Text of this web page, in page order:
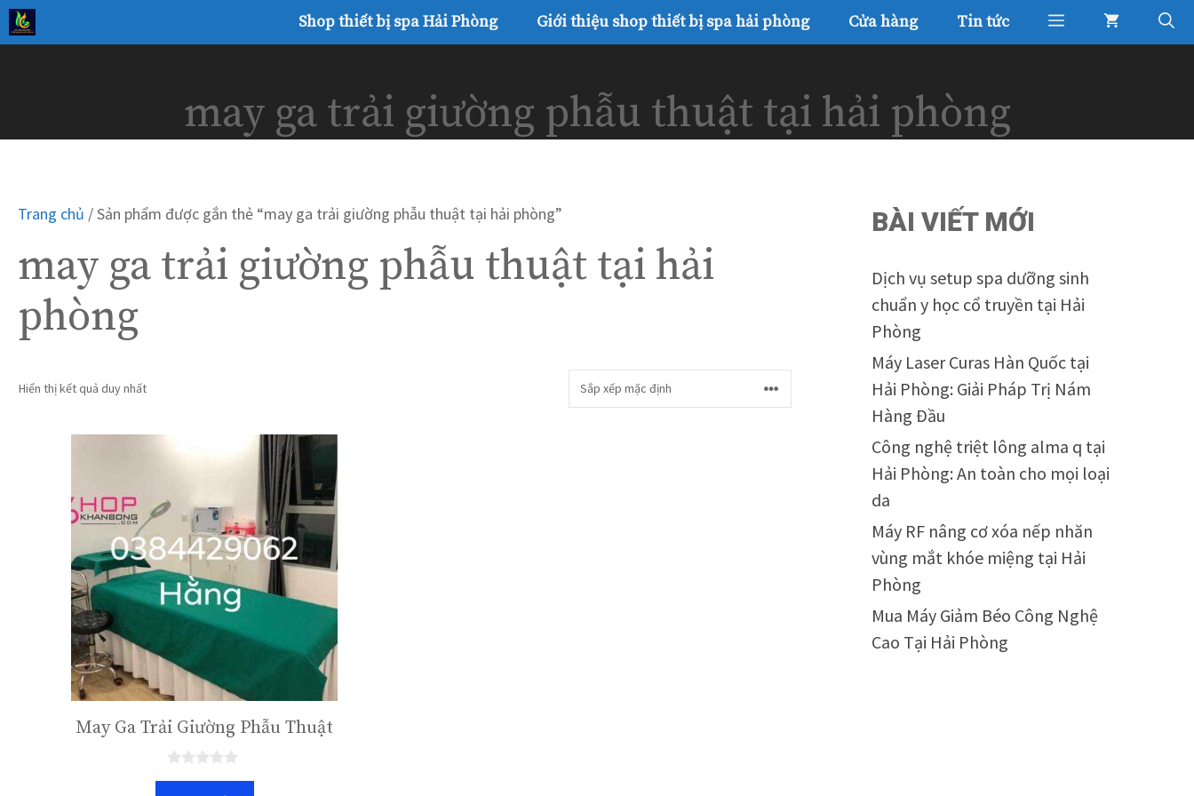
Chuyển
đến
Shop thiết bị spa Hải Phòng Giới thiệu shop thiết bị spa hải phòng Cửa hàng Tin tức
may ga trải giường phẫu thuật tại hải phòng
Trang chủ / Sản phẩm được gắn thẻ “may ga trải giường phẫu thuật tại hải phòng”
may ga trải giường phẫu thuật tại hải
phòng
Hiển thị kết quả duy nhất
May Ga Trải Giường Phẫu Thuật
BÀI VIẾT MỚI
Dịch vụ setup spa dưỡng sinh
chuẩn y học cổ truyền tại Hải
Phòng
Máy Laser Curas Hàn Quốc tại
Hải Phòng: Giải Pháp Trị Nám
Hàng Đầu
Công nghệ triệt lông alma q tại
Hải Phòng: An toàn cho mọi loại
da
Máy RF nâng cơ xóa nếp nhăn
vùng mắt khóe miệng tại Hải
Phòng
Mua Máy Giảm Béo Công Nghệ
Cao Tại Hải Phòng